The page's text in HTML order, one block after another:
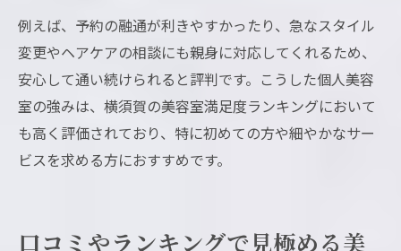
例えば、予約の融通が利きやすかったり、急なスタイル
変更やヘアケアの相談にも親身に対応してくれるため、
安心して通い続けられると評判です。こうした個人美容
室の強みは、横須賀の美容室満足度ランキングにおいて
も高く評価されており、特に初めての方や細やかなサー
ビスを求める方におすすめです。
口コミやランキングで見極める美